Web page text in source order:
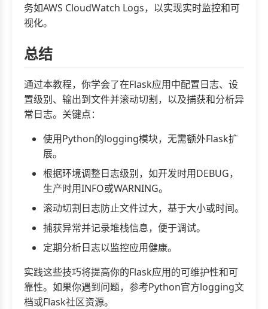
务如AWS CloudWatch Logs，以实现实时监控和可
视化。
总结
通过本教程，你学会了在Flask应用中配置日志、设
置级别、输出到文件并滚动切割，以及捕获和分析异
常日志。关键点：
使用Python的logging模块，无需额外Flask扩
展。
根据环境调整日志级别，如开发时用DEBUG，
生产时用INFO或WARNING。
滚动切割日志防止文件过大，基于大小或时间。
捕获异常并记录堆栈信息，便于调试。
定期分析日志以监控应用健康。
实践这些技巧将提高你的Flask应用的可维护性和可
靠性。如果你遇到问题，参考Python官方logging文
档或Flask社区资源。